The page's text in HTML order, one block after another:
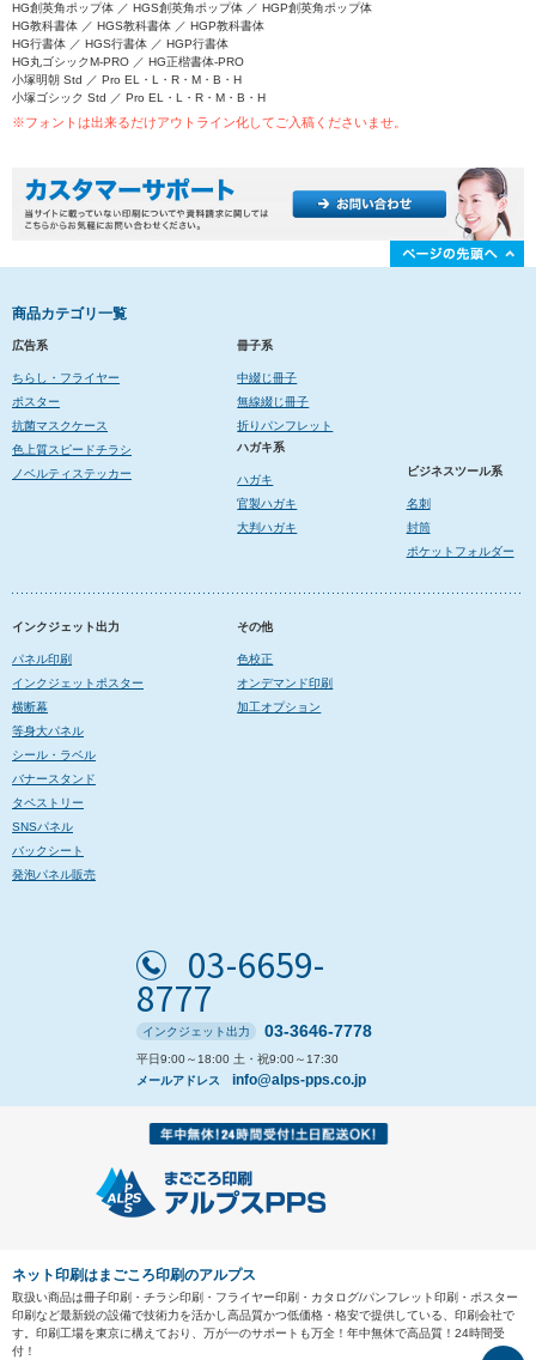
HG創英角ポップ体 ／ HGS創英角ポップ体 ／ HGP創英角ポップ体
HG教科書体 ／ HGS教科書体 ／ HGP教科書体
HG行書体 ／ HGS行書体 ／ HGP行書体
HG丸ゴシックM-PRO ／ HG正楷書体-PRO
小塚明朝 Std ／ Pro EL・L・R・M・B・H
小塚ゴシック Std ／ Pro EL・L・R・M・B・H
※フォントは出来るだけアウトライン化してご入稿くださいませ。
商品カテゴリ一覧
広告系
ちらし・フライヤー
ポスター
抗菌マスクケース
色上質スピードチラシ
ノベルティステッカー
冊子系
中綴じ冊子
無線綴じ冊子
折りパンフレット
ハガキ系
ハガキ
官製ハガキ
大判ハガキ
ビジネスツール系
名刺
封筒
ポケットフォルダー
インクジェット出力
パネル印刷
インクジェットポスター
横断幕
等身大パネル
シール・ラベル
バナースタンド
タペストリー
SNSパネル
バックシート
発泡パネル販売
その他
色校正
オンデマンド印刷
加工オプション
03-6659-
8777
インクジェット出力 03-3646-7778
平日9:00～18:00 土・祝9:00～17:30
メールアドレス
info@alps-pps.co.jp
ネット印刷はまごころ印刷のアルプス
取扱い商品は冊子印刷・チラシ印刷・フライヤー印刷・カタログ/パンフレット印刷・ポスター
印刷など最新鋭の設備で技術力を活かし高品質かつ低価格・格安で提供している、印刷会社で
す。印刷工場を東京に構えており、万が一のサポートも万全！年中無休で高品質！24時間受
付！